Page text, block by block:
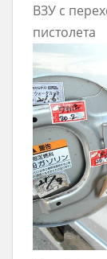
ВЗУ с
пистолета